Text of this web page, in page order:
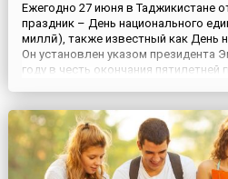
Ежегодно 27 июня в Таджикистане
праздник – День национального
миллӣ), также известный как День
Он установлен указом президента
году в честь окончания